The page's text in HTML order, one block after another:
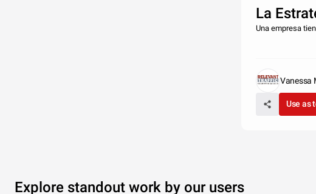
La
Una empresa
Vanessa
Use as
Explore standout work by our users